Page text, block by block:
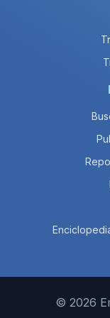
© 2026